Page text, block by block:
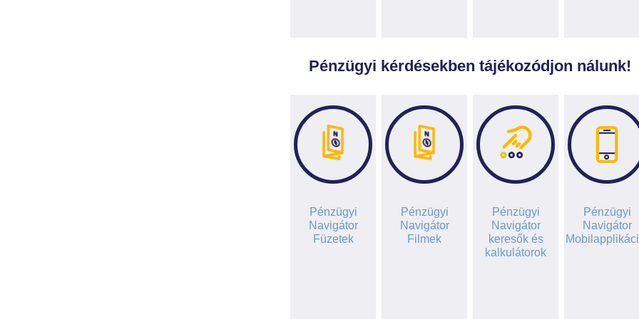
Pénzügyi kérdésekben tájékozódjon nálunk!
Pénzügyi
Navigátor
Füzetek
Pénzügyi
Navigátor
Filmek
Pénzügyi
Navigátor
keresők és
kalkulátorok
Pénzügyi
Navigátor